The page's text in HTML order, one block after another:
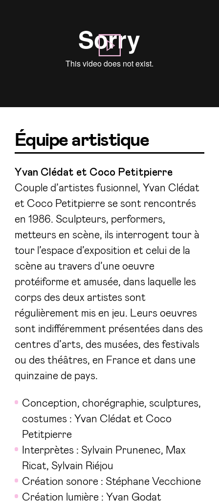
Équipe artistique
Yvan Clédat et Coco Petitpierre
Couple d’artistes fusionnel, Yvan Clédat
et Coco Petitpierre se sont rencontrés
en 1986. Sculpteurs, performers,
metteurs en scène, ils interrogent tour à
tour l’espace d’exposition et celui de la
scène au travers d’une oeuvre
protéiforme et amusée, dans laquelle les
corps des deux artistes sont
régulièrement mis en jeu. Leurs oeuvres
sont indifféremment présentées dans des
centres d’arts, des musées, des festivals
ou des théâtres, en France et dans une
quinzaine de pays.
Conception, chorégraphie, sculptures,
costumes : Yvan Clédat et Coco
Petitpierre
Interprètes : Sylvain Prunenec, Max
Ricat, Sylvain Riéjou
Création sonore : Stéphane Vecchione
Création lumière : Yvan Godat